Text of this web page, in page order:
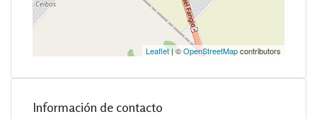
Leaflet | ©OpenStreetMapcontributors
Información de contacto